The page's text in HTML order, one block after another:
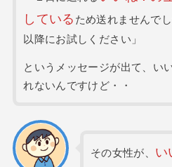
している ため送れませんで
以降にお試しください」
というメッセージが出て、い
れないんですけど・・
その女性が、 い